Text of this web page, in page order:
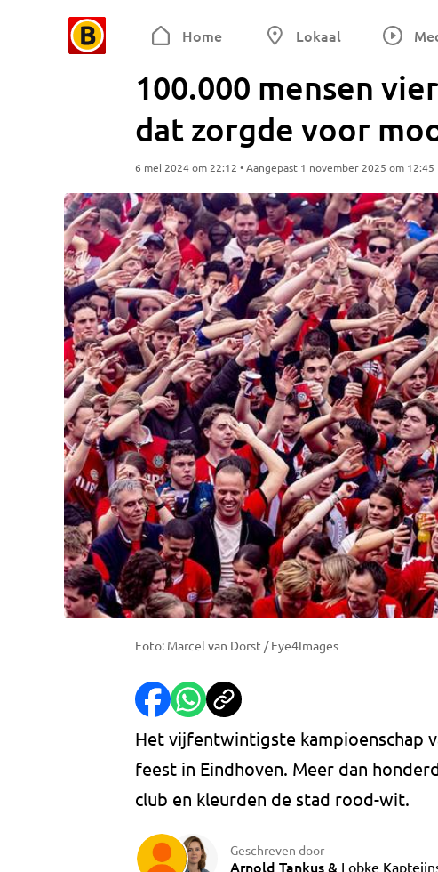
Home Lokaal
100.000 mensen
dat zorgde voor
6 mei 2024 om 22:12 • Aangepast 1 november 2025 om 12:45
Foto: Marcel van Dorst / Eye4Images
Het vijfentwintigste kampioenschap
feest in Eindhoven. Meer dan
club en kleurden de stad rood-wit.
Geschreven door
Arnold Tankus& Lobke